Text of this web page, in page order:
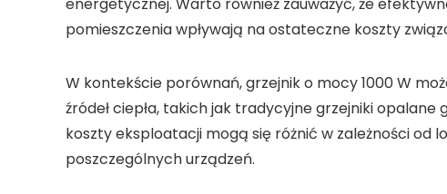
energetycznej. Warto również zauważyć, że
pomieszczenia wpływają na ostateczne koszty
W kontekście porównań, grzejnik o mocy 1000 W
źródeł ciepła, takich jak tradycyjne grzejniki
koszty eksploatacji mogą się różnić w zależności
poszczególnych urządzeń.